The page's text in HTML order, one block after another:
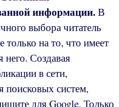
информации.В
выбора читатель
только на то, что имеет
него. Создавая
в сети,
поисковых систем,
для Google. Только